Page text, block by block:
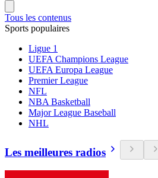
Tous les contenus
Sports populaires
Ligue 1
UEFA Champions League
UEFA Europa League
Premier League
NFL
NBA Basketball
Major League Baseball
NHL
Les meilleures radios